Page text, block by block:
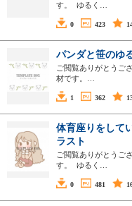
す。 ゆるく…
0 423
パンダと笹のゆ
ご閲覧ありがとうご
材です。…
1 362
体育座りをして
ラスト
ご閲覧ありがとうご
す。 ゆるく…
0 481